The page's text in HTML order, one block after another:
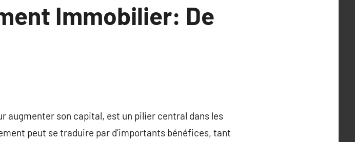
Immobilier: De
augmenter son capital, est un pilier central dans les
peut se traduire par d’importants bénéfices, tant